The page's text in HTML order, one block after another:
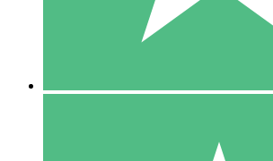
10 Téléchargements